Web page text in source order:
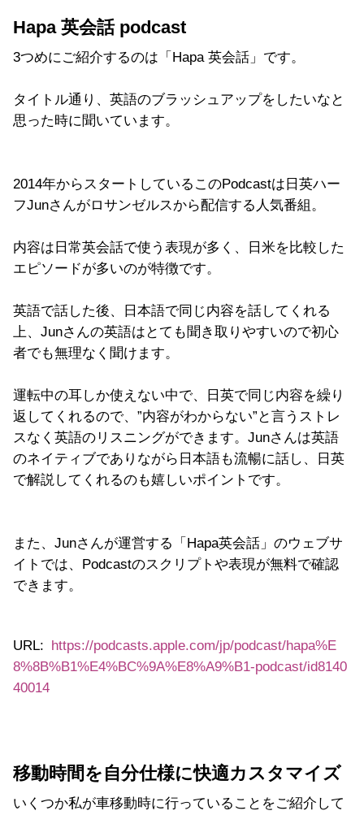
Hapa 英会話 podcast
3つめにご紹介するのは「Hapa 英会話」です。
タイトル通り、英語のブラッシュアップをしたいなと
思った時に聞いています。
2014年からスタートしているこのPodcastは日英ハー
フJunさんがロサンゼルスから配信する人気番組。
内容は日常英会話で使う表現が多く、日米を比較した
エピソードが多いのが特徴です。
英語で話した後、日本語で同じ内容を話してくれる
上、Junさんの英語はとても聞き取りやすいので初心
者でも無理なく聞けます。
運転中の耳しか使えない中で、日英で同じ内容を繰り
返してくれるので、”内容がわからない”と言うストレ
スなく英語のリスニングができます。Junさんは英語
のネイティブでありながら日本語も流暢に話し、日英
で解説してくれるのも嬉しいポイントです。
また、Junさんが運営する「Hapa英会話」のウェブサ
イトでは、Podcastのスクリプトや表現が無料で確認
できます。
URL: https://podcasts.apple.com/jp/podcast/hapa%E
8%8B%B1%E4%BC%9A%E8%A9%B1-podcast/id8140
40014
移動時間を自分仕様に快適カスタマイズ
いくつか私が車移動時に行っていることをご紹介して